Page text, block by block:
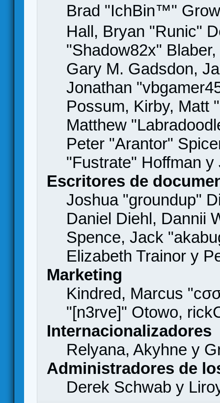
Brad "IchBin™"
Hall, Bryan "Runic"
"Shadow82x"
Gary M. Gadsdon,
Jonathan
Possum, Kirby, Matt
Matthew
Peter "Arantor"
"Fustrate" Hoffman
Escritores de
Joshua "groundup"
Daniel Diehl, Dannii
Spence, Jack
Elizabeth Trainor y
Marketing
Kindred, Marcus
"[n3rve]" Otowo,
Internacionalizadores
Relyana, Akyhne y
Administradores de
Derek Schwab y